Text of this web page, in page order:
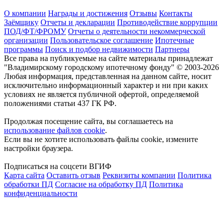
О компании Награды и достижения Отзывы Контакты
Заёмщику Отчеты и декларации Противодействие коррупции
ПОД/ФТ/ФРОМУ Отчеты о деятельности некоммерческой
организации Пользовательское соглашение Ипотечные
программы Поиск и подбор недвижимости Партнеры
Все права на публикуемые на сайте материалы принадлежат
"Владимирскому городскому ипотечному фонду" © 2003-2026
Любая информация, представленная на данном сайте, носит
исключительно информационный характер и ни при каких
условиях не является публичной офертой, определяемой
положениями статьи 437 ГК РФ.
Продолжая посещение сайта, вы соглашаетесь на
использование файлов cookie.
Если вы не хотите использовать файлы cookie, измените
настройки браузера.
Подписаться на соцсети ВГИФ
Карта сайта Оставить отзыв Реквизиты компании Политика
обработки ПД Согласие на обработку ПД Политика
конфиденциальности